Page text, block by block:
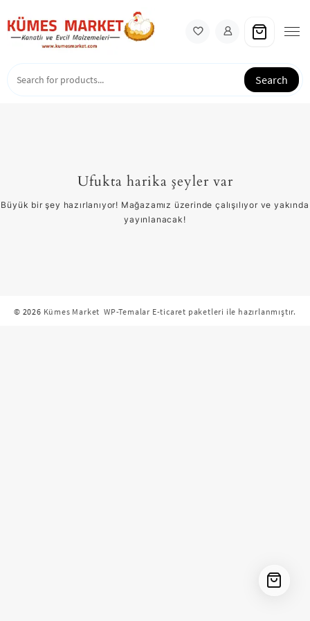
to
content
Search
Ufukta harika şeyler var
Büyük bir şey hazırlanıyor! Mağazamız üzerinde çalışılıyor ve yakında
yayınlanacak!
© 2026 Kümes Market WP-Temalar E-ticaret paketleri ile hazırlanmıştır.